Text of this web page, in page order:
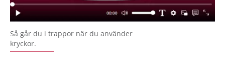
Så går du i trappor när du använder
kryckor.